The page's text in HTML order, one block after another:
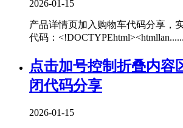
2026-01-15
产品详情页加入购物车代码分享，
代码：<!DOCTYPEhtml><htmllan......
点击加号控制折叠内容
闭代码分享
2026-01-15